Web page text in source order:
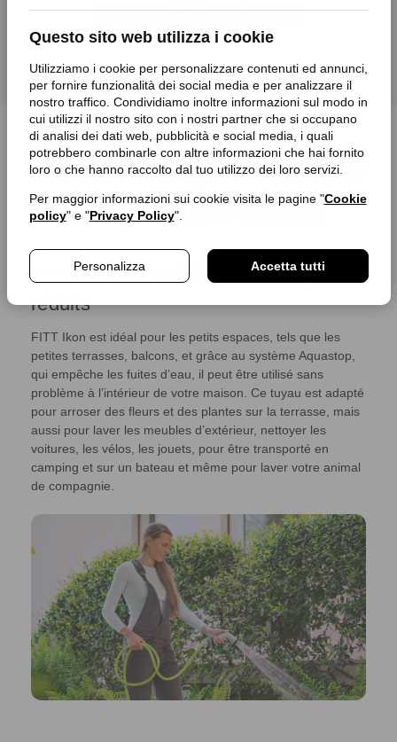
Questo sito web utilizza i cookie
Utilizziamo i cookie per personalizzare contenuti ed annunci,
per fornire funzionalità dei social media e per analizzare il
nostro traffico. Condividiamo inoltre informazioni sul modo in
cui utilizzi il nostro sito con i nostri partner che si occupano
di analisi dei dati web, pubblicità e social media, i quali
potrebbero combinarle con altre informazioni che hai fornito
loro o che hanno raccolto dal tuo utilizzo dei loro servizi.
Per maggior informazioni sui cookie visita le pagine "Cookie
policy" e "Privacy Policy".
Personalizza Accetta tutti
Choisir les options
FITT Ikon : léger et pratique
pour les espaces réduits
Innovation et qualité pour les espaces
réduits
FITT Ikon est idéal pour les petits espaces, tels que les
petites terrasses, balcons, et grâce au système Aquastop,
qui empêche les fuites d’eau, il peut être utilisé sans
problème à l’intérieur de votre maison. Ce tuyau est adapté
pour arroser des fleurs et des plantes sur la terrasse, mais
aussi pour laver les meubles d’extérieur, nettoyer les
voitures, les vélos, les jouets, pour être transporté en
camping et sur un bateau et même pour laver votre animal
de compagnie.